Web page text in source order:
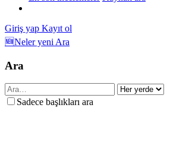
Giriş yap Kayıt ol
🆕Neler yeni Ara
Ara
Sadece başlıkları ara